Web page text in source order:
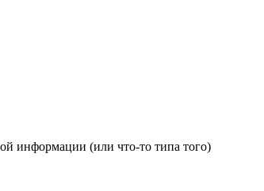
информации (или что-то типа того)